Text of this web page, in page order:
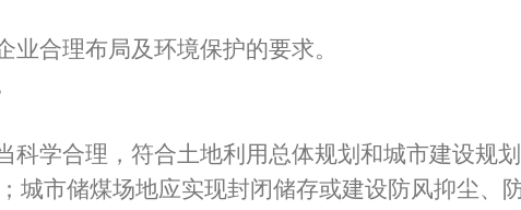
合理布局及环境保护的要求。
科学合理，符合土地利用总体规划和城市建设规
城市储煤场地应实现封闭储存或建设防风抑尘、